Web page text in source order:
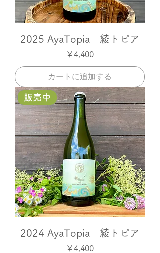
2025 AyaTopia 綾トピア
価格
￥4,400
カートに追加する
販売中
2024 AyaTopia 綾トピア
価格
￥4,400